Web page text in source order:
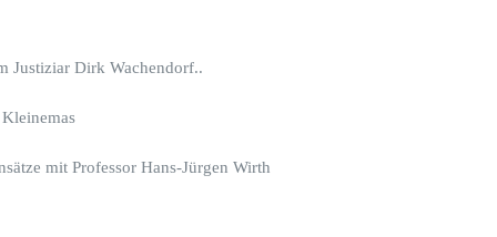
Justiziar Dirk Wachendorf..
mit Professor Hans-Jürgen Wirth